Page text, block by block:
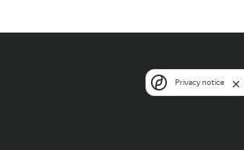
Privacy notice